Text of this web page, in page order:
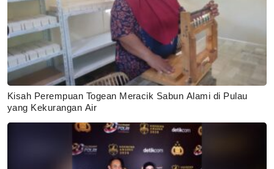
Kisah Perempuan Togean Meracik Sabun Alami di Pulau
yang Kekurangan Air